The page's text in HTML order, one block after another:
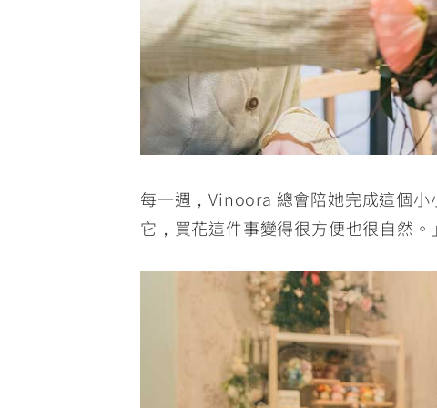
每一週，Vinoora 總會陪她完成這個
它，買花這件事變得很方便也很自然。